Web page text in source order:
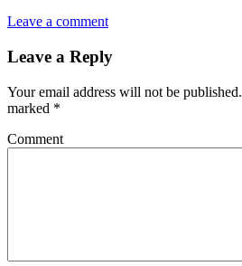
Leave a comment
Leave a Reply
Your email address will not be published.
marked *
Comment